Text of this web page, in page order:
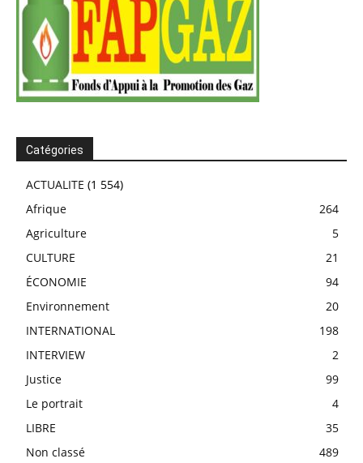
Catégories
ACTUALITE (1 554)
Afrique
264
Agriculture
5
CULTURE
21
ÉCONOMIE
94
Environnement
20
INTERNATIONAL
198
INTERVIEW
2
Justice
99
Le portrait
4
LIBRE
35
Non classé
489